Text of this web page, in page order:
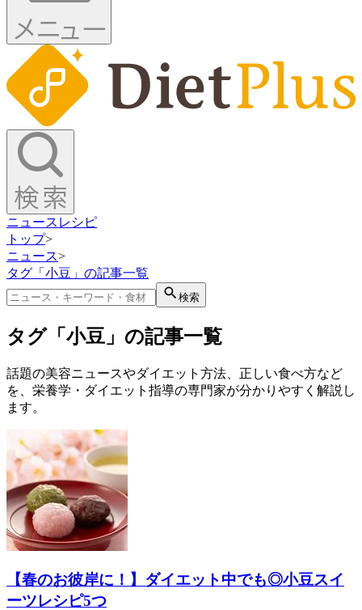
ニュース レシピ
トップ>
ニュース>
タグ「小豆」の記事一覧
検索
タグ「小豆」の記事一覧
話題の美容ニュースやダイエット方法、正しい食べ方など
を、栄養学・ダイエット指導の専門家が分かりやすく解説し
ます。
【春のお彼岸に！】ダイエット中でも◎小豆スイ
ーツレシピ5つ